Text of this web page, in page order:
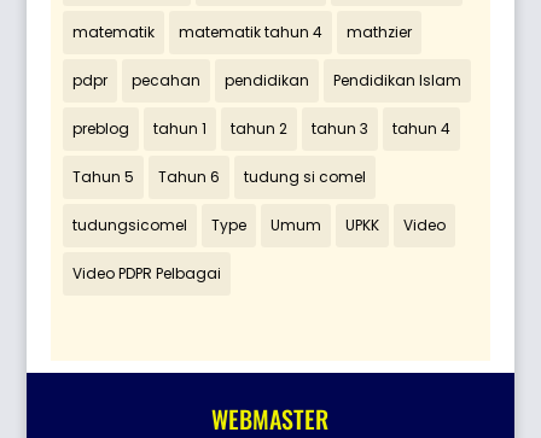
matematik matematik tahun 4 mathzier
pdpr pecahan pendidikan Pendidikan Islam
preblog tahun 1 tahun 2 tahun 3 tahun 4
Tahun 5 Tahun 6 tudung si comel
tudungsicomel Type Umum UPKK Video
Video PDPR Pelbagai
WEBMASTER